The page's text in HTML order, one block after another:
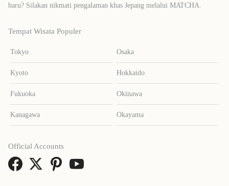
baru? Silakan nikmati pengalaman khas Jepang melalui MATCHA.
Tempat Wisata Populer
Tokyo Osaka
Kyoto Hokkaido
Fukuoka Okinawa
Kanagawa Okayama
Official Accounts